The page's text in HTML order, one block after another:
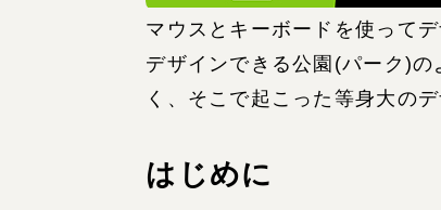
マウスとキーボードを使って
デザインできる公園(パーク)
く、そこで起こった等身大の
はじめに